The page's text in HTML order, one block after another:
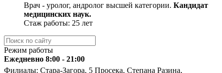
Врач - уролог, андролог высшей категории. Кандидат
медицинских наук.
Стаж работы: 25 лет
Режим работы
Ежедневно 8:00 - 21:00
Филиалы: Стара-Загора, 5 Просека, Степана Разина,